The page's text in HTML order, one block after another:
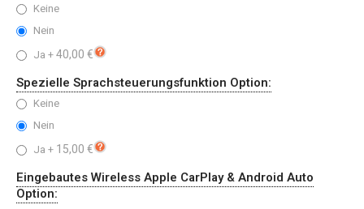
Keine
Nein
Ja +40,00 €
Spezielle Sprachsteuerungsfunktion Option:
Keine
Nein
Ja + 15,00 €
Eingebautes Wireless Apple CarPlay & Android Auto
Option: